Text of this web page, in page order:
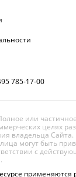
785-17-00
или
целях
владельца
могут быть
с
применяются